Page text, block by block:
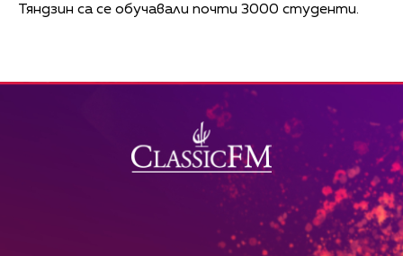
Тяндзин са се обучавали почти 3000 студенти.